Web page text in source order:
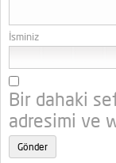
İsminiz
Bir dahaki
adresimi ve